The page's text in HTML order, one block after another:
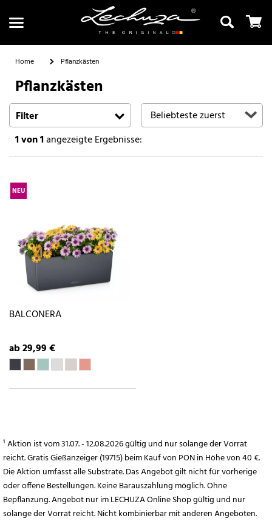
Suchen
Home Pflanzkästen
Pflanzkästen
Filter
1von 1angezeigte Ergebnisse:
NEU
BALCONERA
ab 29,99 €
¹ Aktion ist vom 31.07. - 12.08.2026 gültig und nur solange der Vorrat
reicht. Gratis Gießanzeiger (19715) beim Kauf von PON in Höhe von 40 €.
Die Aktion umfasst alle Substrate. Das Angebot gilt nicht für vorherige
oder offene Bestellungen. Keine Barauszahlung möglich. Ohne
Bepflanzung. Angebot nur im LECHUZA Online Shop gültig und nur
solange der Vorrat reicht. Nicht kombinierbar mit anderen Angeboten.